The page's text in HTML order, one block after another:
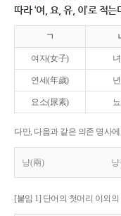
따라 ‘여, 요, 유, 이’로 적
ㄱ
여자(女子)
연세(年歲)
요소(尿素)
다만, 다음과 같은 의존 명사
냥(兩)
[붙임 1] 단어의 첫머리 이외